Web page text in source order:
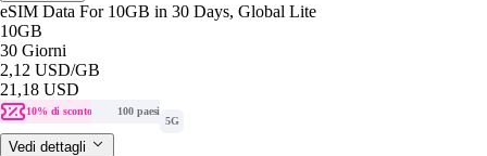
eSIM Data For 10GB in 30 Days, Global Lite
10GB
30 Giorni
2,12 USD/GB
21,18 USD
10% di sconto
100 paesi
5G
Vedi dettagli